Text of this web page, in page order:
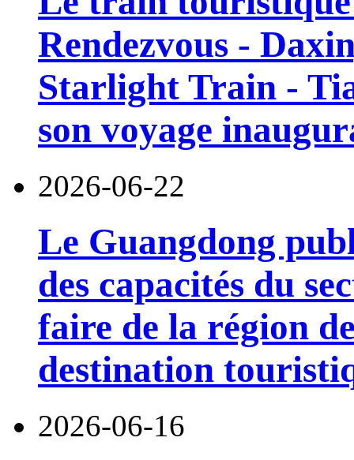
Rendezvous -
Starlight Train -
son voyage
2026-06-22
Le Guangdong
des capacités du
faire de la région
destination
2026-06-16